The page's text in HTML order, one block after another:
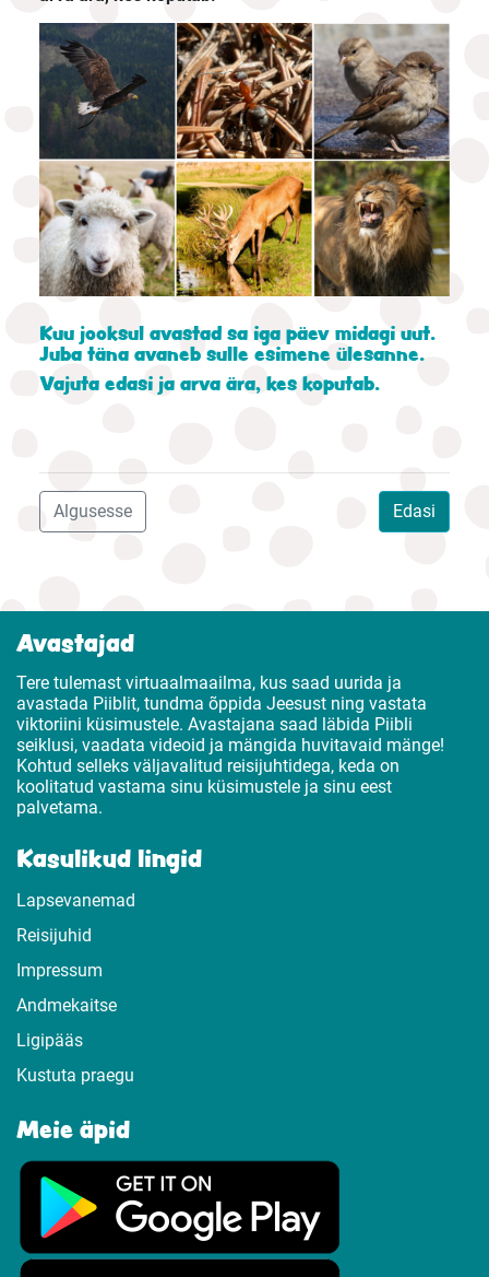
Kuu jooksul avastad sa iga päev midagi uut.
Juba täna avaneb sulle esimene ülesanne.
Vajuta edasi ja arva ära, kes koputab.
Edasi
Algusesse
Avastajad
Tere tulemast virtuaalmaailma, kus saad uurida ja
avastada Piiblit, tundma õppida Jeesust ning vastata
viktoriini küsimustele. Avastajana saad läbida Piibli
seiklusi, vaadata videoid ja mängida huvitavaid mänge!
Kohtud selleks väljavalitud reisijuhtidega, keda on
koolitatud vastama sinu küsimustele ja sinu eest
palvetama.
Kasulikud lingid
Lapsevanemad
Reisijuhid
Impressum
Andmekaitse
Ligipääs
Kustuta praegu
Meie äpid